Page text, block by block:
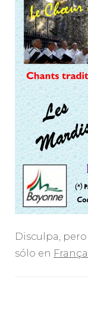
Disculpa,
sólo en